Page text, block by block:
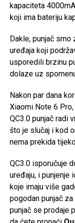
kapaciteta
koji ima bateriju
Dakle, punjač
uređaja koji
usporedili brzinu
dolaze uz
Nakon par dana
Xiaomi Note 6
QC3.0 punjač radi
što je slučaj i kod
nema prekida
QC3.0 isporučuje
uređaju, i punjenje
koje imaju više
pogodan punjač
punjač se prodaje